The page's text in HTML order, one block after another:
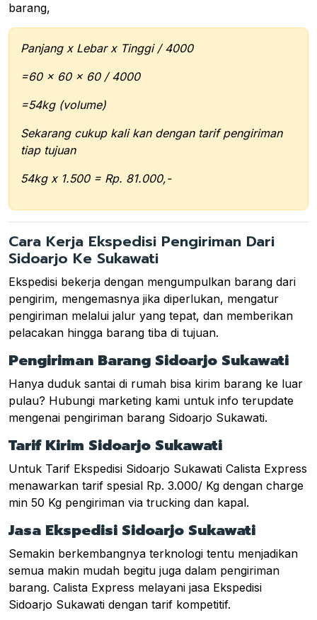
barang,
Panjang x Lebar x Tinggi / 4000
=60 x 60 x 60 / 4000
=54kg (volume)
Sekarang cukup kali kan dengan tarif pengiriman
tiap tujuan
54kg x 1.500 = Rp. 81.000,-
Cara Kerja Ekspedisi Pengiriman Dari
Sidoarjo Ke Sukawati
Ekspedisi bekerja dengan mengumpulkan barang dari
pengirim, mengemasnya jika diperlukan, mengatur
pengiriman melalui jalur yang tepat, dan memberikan
pelacakan hingga barang tiba di tujuan.
Pengiriman Barang Sidoarjo Sukawati
Hanya duduk santai di rumah bisa kirim barang ke luar
pulau? Hubungi marketing kami untuk info terupdate
mengenai pengiriman barang Sidoarjo Sukawati.
Tarif Kirim Sidoarjo Sukawati
Untuk Tarif Ekspedisi Sidoarjo Sukawati Calista Express
menawarkan tarif spesial Rp. 3.000/ Kg dengan charge
min 50 Kg pengiriman via trucking dan kapal.
Jasa Ekspedisi Sidoarjo Sukawati
Semakin berkembangnya terknologi tentu menjadikan
semua makin mudah begitu juga dalam pengiriman
barang. Calista Express melayani jasa Ekspedisi
Sidoarjo Sukawati dengan tarif kompetitif.